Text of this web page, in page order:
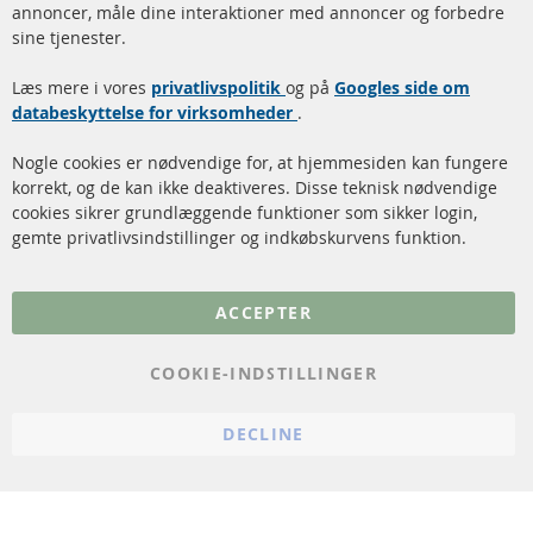
Dieselpartikelfilter (DPF)
rengøring
Katalysator (KAT)
Sensorer
FAQ
Betalingsmetoder
Kontakt
annoncer, måle dine interaktioner med annoncer og forbedre
sine tjenester.
Læs mere i vores privatlivspolitik og på Googles side om
databeskyttelse for virksomheder .
Nogle cookies er nødvendige for, at hjemmesiden kan fungere
korrekt, og de kan ikke deaktiveres. Disse teknisk nødvendige
cookies sikrer grundlæggende funktioner som sikker login,
gemte privatlivsindstillinger og indkøbskurvens funktion.
ACCEPTER
COOKIE-INDSTILLINGER
DECLINE